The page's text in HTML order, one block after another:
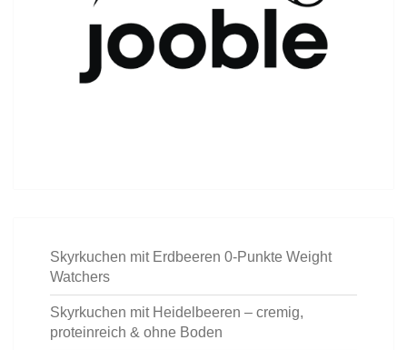
Skyrkuchen mit Erdbeeren 0-Punkte Weight
Watchers
Skyrkuchen mit Heidelbeeren – cremig,
proteinreich & ohne Boden